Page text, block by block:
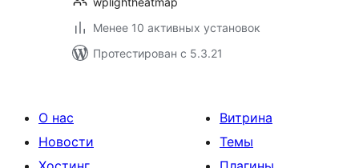
Менее 10 активных установок
Протестирован с 5.3.21
О нас
Новости
Витрина
Темы